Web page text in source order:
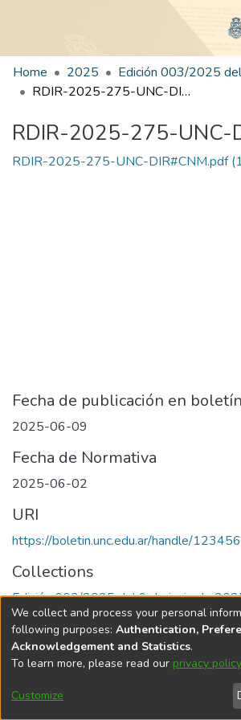
Home 2025
RDIR-2025-275-UNC-DIR#CNM
RDIR-2025-275-UNC-
RDIR-2025-275-UNC-DIR#CNM.pdf
Fecha de publicación en boletín
2025-06-09
Fecha de Normativa
2025-06-02
URI
https://boletin.unc.edu.ar/handle/
Collections
Edición 003/2025 del 9 de junio de
Universidad Nacional de
We collect and process your personal
following purposes: Authentication,
Acknowledgement and Statistics.
To learn more, please read our privacy policy
Customize